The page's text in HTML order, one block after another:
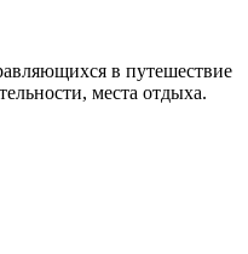
в путешествие
места отдыха.